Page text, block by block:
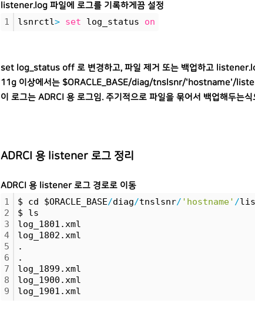
listener.log 파일에 로그를 기록하게끔 설정
1 lsnrctl> set log_status on
set log_status off 로 변경하고, 파일 제거 또는 백업하고
11g 이상에서는 $ORACLE_BASE/diag/tnslsnr/'hostname'/
이 로그는 ADRCI 용 로그임. 주기적으로 파일을 묶어서 백업해두는
ADRCI 용 listener 로그 정리
ADRCI 용 listener 로그 경로로 이동
1
2
3
4
5
6
7
8
9
$ cd $ORACLE_BASE/diag/tnslsnr/ 'hostname' /
$ ls
log_1801.xml
log_1802.xml
.
.
log_1899.xml
log_1900.xml
log_1901.xml